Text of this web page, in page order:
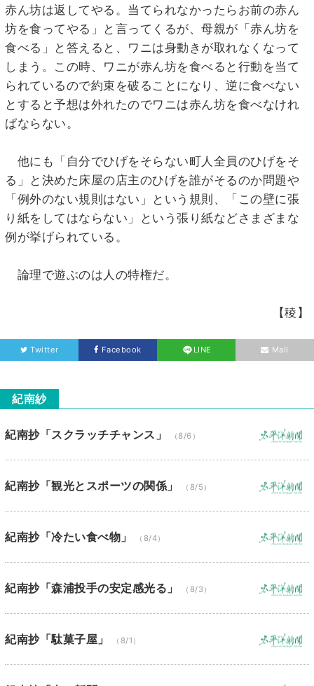
赤ん坊は返してやる。当てられなかったらお前の赤ん
坊を食ってやる」と言ってくるが、母親が「赤ん坊を
食べる」と答えると、ワニは身動きが取れなくなって
しまう。この時、ワニが赤ん坊を食べると行動を当て
られているので約束を破ることになり、逆に食べない
とすると予想は外れたのでワニは赤ん坊を食べなけれ
ばならない。
他にも「自分でひげをそらない町人全員のひげをそ
る」と決めた床屋の店主のひげを誰がそるのか問題や
「例外のない規則はない」という規則、「この壁に張
り紙をしてはならない」という張り紙などさまざまな
例が挙げられている。
論理で遊ぶのは人の特権だ。
【稜】
Twitter Facebook LINE Mail
紀南紗
紀南抄「スクラッチチャンス」 （8/6）
紀南抄「観光とスポーツの関係」 （8/5）
紀南抄「冷たい食べ物」 （8/4）
紀南抄「森浦投手の安定感光る」 （8/3）
紀南抄「駄菓子屋」 （8/1）